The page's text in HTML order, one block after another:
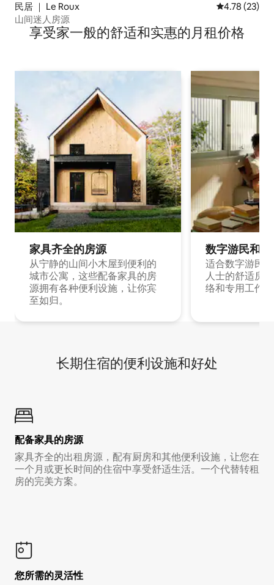
民居 ｜ Le Roux 平均评分
4.78 (23)
山间迷人房源
享受家一般的舒适和实惠的月租价格
家具齐全的房源
从宁静的山间小木屋到便利的
城市公寓，这些配备家具的房
源拥有各种便利设施，让你宾
至如归。
数字游民和
适合数字游民
人士的舒适房
络和专用工作
长期住宿的便利设施和好处
配备家具的房源
家具齐全的出租房源，配有厨房和其他便利设施，让您在
一个月或更长时间的住宿中享受舒适生活。一个代替转租
房的完美方案。
您所需的灵活性